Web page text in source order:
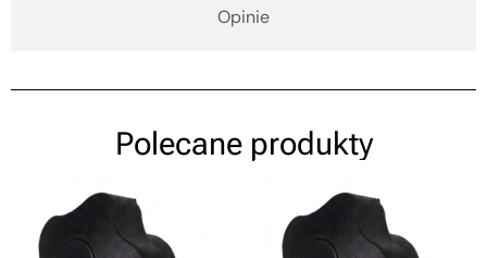
Opinie
Polecane produkty